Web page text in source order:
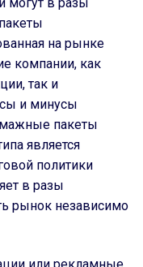
на рынке
компании, как
так и
и минусы
пакеты
является
политики
в разы
рынок независимо